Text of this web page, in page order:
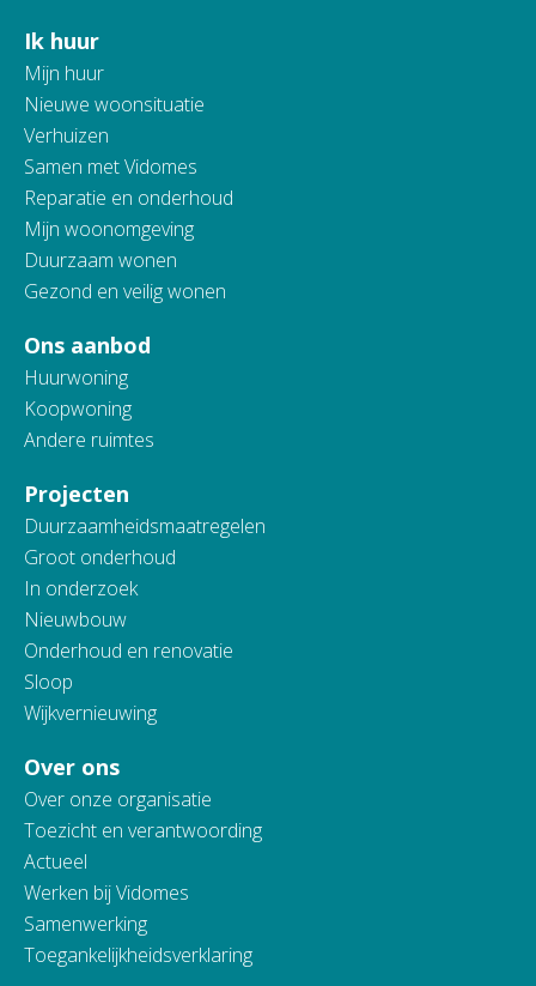
Contactinformatie
Ik huur
Mijn huur
Nieuwe woonsituatie
Verhuizen
Samen met Vidomes
Reparatie en onderhoud
Mijn woonomgeving
Duurzaam wonen
Gezond en veilig wonen
Ons aanbod
Huurwoning
Koopwoning
Andere ruimtes
Projecten
Duurzaamheidsmaatregelen
Groot onderhoud
In onderzoek
Nieuwbouw
Onderhoud en renovatie
Sloop
Wijkvernieuwing
Over ons
Over onze organisatie
Toezicht en verantwoording
Actueel
Werken bij Vidomes
Samenwerking
Toegankelijkheidsverklaring